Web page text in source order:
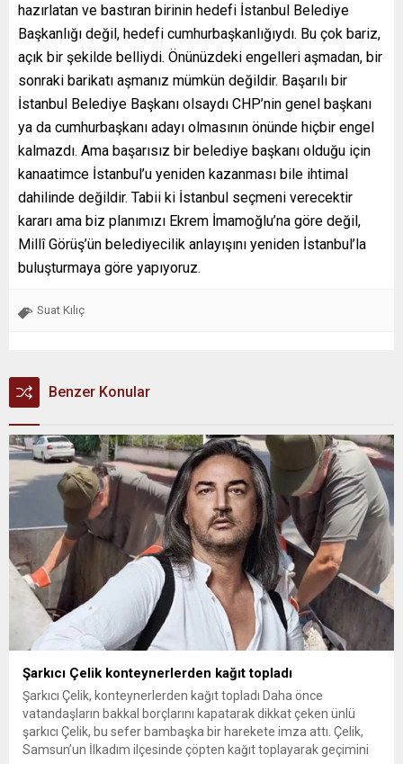
hazırlatan ve bastıran birinin hedefi İstanbul Belediye
Başkanlığı değil, hedefi cumhurbaşkanlığıydı. Bu çok bariz,
açık bir şekilde belliydi. Önünüzdeki engelleri aşmadan, bir
sonraki barikatı aşmanız mümkün değildir. Başarılı bir
İstanbul Belediye Başkanı olsaydı CHP’nin genel başkanı
ya da cumhurbaşkanı adayı olmasının önünde hiçbir engel
kalmazdı. Ama başarısız bir belediye başkanı olduğu için
kanaatimce İstanbul’u yeniden kazanması bile ihtimal
dahilinde değildir. Tabii ki İstanbul seçmeni verecektir
kararı ama biz planımızı Ekrem İmamoğlu’na göre değil,
Millî Görüş’ün belediyecilik anlayışını yeniden İstanbul’la
buluşturmaya göre yapıyoruz.
Suat Kılıç
Benzer Konular
Şarkıcı Çelik konteynerlerden kağıt topladı
Şarkıcı Çelik, konteynerlerden kağıt topladı Daha önce
vatandaşların bakkal borçlarını kapatarak dikkat çeken ünlü
şarkıcı Çelik, bu sefer bambaşka bir harekete imza attı. Çelik,
Samsun’un İlkadım ilçesinde çöpten kağıt toplayarak geçimini